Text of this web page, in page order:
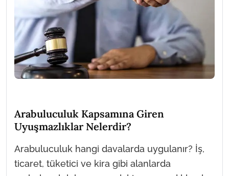
Arabuluculuk Kapsamına Giren
Uyuşmazlıklar Nelerdir?
Arabuluculuk hangi davalarda uygulanır? İş,
ticaret, tüketici ve kira gibi alanlarda